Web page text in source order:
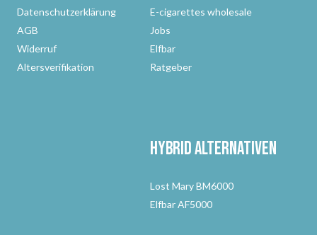
Datenschutzerklärung
AGB
Widerruf
Altersverifikation
E-cigarettes wholesale
Jobs
Elfbar
Ratgeber
Hybrid Alternativen
Lost Mary BM6000
Elfbar AF5000